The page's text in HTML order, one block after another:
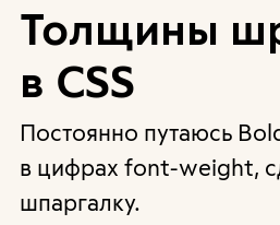
Толщины
в CSS
Постоянно путаюсь
в цифрах font-weight,
шпаргалку.